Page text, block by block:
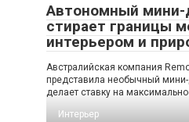
Автономный мини-
стирает границы
интерьером и
Австралийская компания
представила необычный
делает ставку на
Интерьер